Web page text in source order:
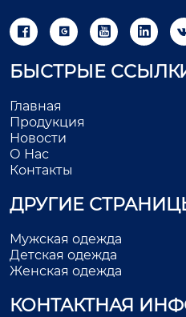
   
БЫСТРЫЕ
Главная
Продукция
Новости
О Нас
Контакты
ДРУГИЕ
Мужская одежда
Детская одежда
Женская одежда
КОНТАКТНАЯ